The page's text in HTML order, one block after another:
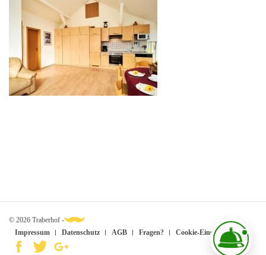
© 2026 Traberhof -
Impressum
Datenschutz AGB Fragen? Cookie-Einstellungen